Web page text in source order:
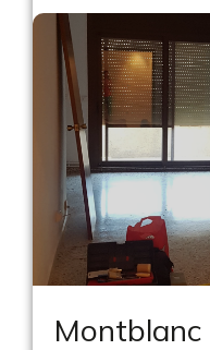
Montblanc